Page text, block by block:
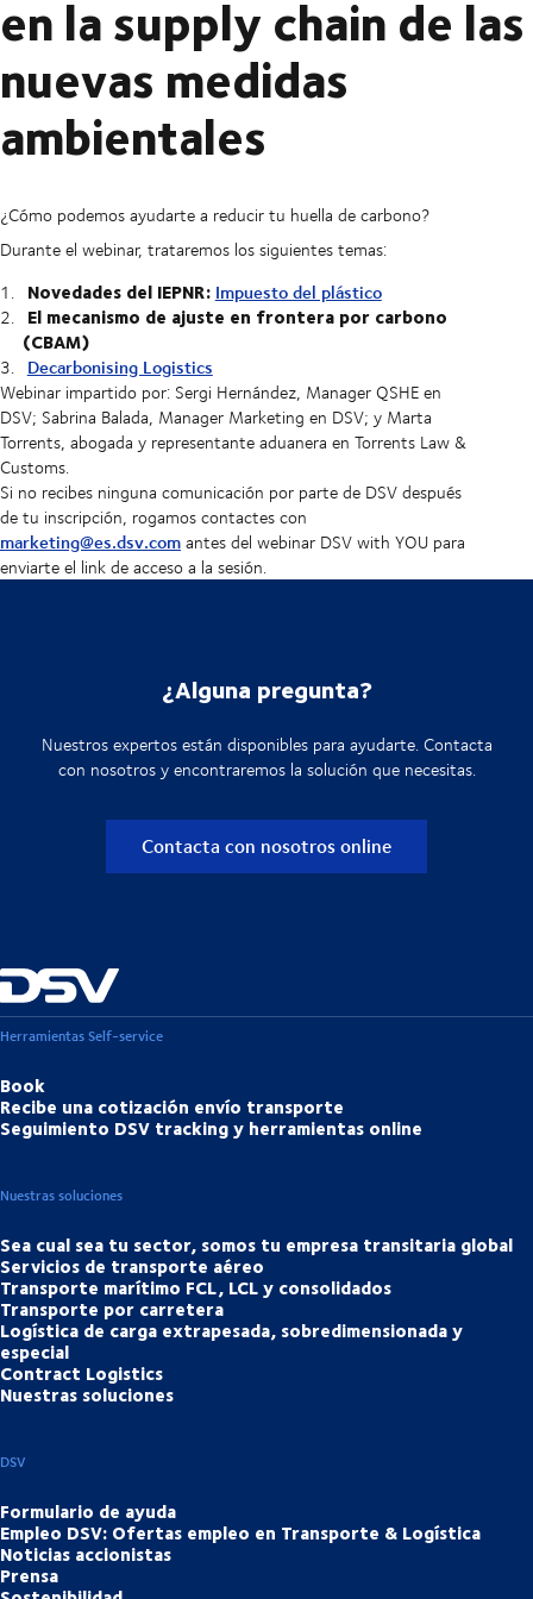
en la supply chain de las
nuevas medidas
ambientales
¿Cómo podemos ayudarte a reducir tu huella de carbono?
Durante el webinar, trataremos los siguientes temas:
Novedades del IEPNR: Impuesto del plástico
El mecanismo de ajuste en frontera por carbono
(CBAM)
Decarbonising Logistics
Webinar impartido por: Sergi Hernández, Manager QSHE en
DSV; Sabrina Balada, Manager Marketing en DSV; y Marta
Torrents, abogada y representante aduanera en Torrents Law &
Customs.
Si no recibes ninguna comunicación por parte de DSV después
de tu inscripción, rogamos contactes con
marketing@es.dsv.comantes del webinar DSV with YOU para
enviarte el link de acceso a la sesión.
¿Alguna pregunta?
Nuestros expertos están disponibles para ayudarte. Contacta
con nosotros y encontraremos la solución que necesitas.
Contacta con nosotros online
Herramientas Self-service
Book
Recibe una cotización envío transporte
Seguimiento DSV tracking y herramientas online
Nuestras soluciones
Sea cual sea tu sector, somos tu empresa transitaria global
Servicios de transporte aéreo
Transporte marítimo FCL, LCL y consolidados
Transporte por carretera
Logística de carga extrapesada, sobredimensionada y
especial
Contract Logistics
Nuestras soluciones
DSV
Formulario de ayuda
Empleo DSV: Ofertas empleo en Transporte & Logística
Noticias accionistas
Prensa